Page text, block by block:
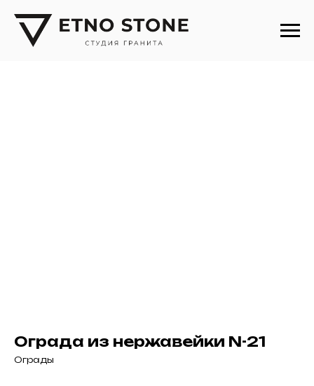
Ограда из нержавейки N-21
Ограды